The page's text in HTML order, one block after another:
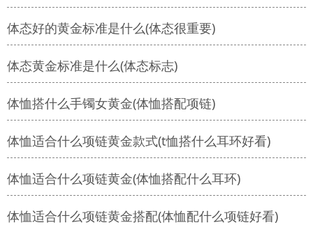
体态好的黄金标准是什么(体态很重要)
体态黄金标准是什么(体态标志)
体恤搭什么手镯女黄金(体恤搭配项链)
体恤适合什么项链黄金款式(t恤搭什么耳环好看)
体恤适合什么项链黄金(体恤搭配什么耳环)
体恤适合什么项链黄金搭配(体恤配什么项链好看)